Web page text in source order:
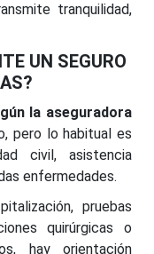
tranquilidad,
UN SEGURO
la aseguradora
pero lo habitual es
civil, asistencia
enfermedades.
pruebas
quirúrgicas o
hay orientación